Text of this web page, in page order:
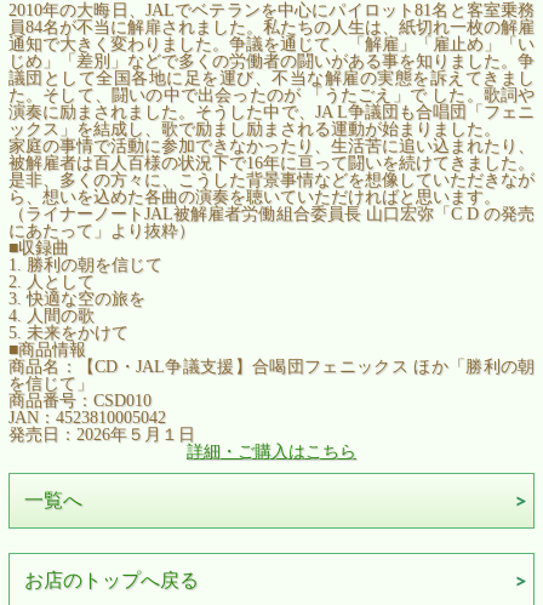
2010年の大晦日、 JALでベテランを中心にパイロット81名と客室乗務
員84名が不当に解扉されました。私たちの人生は、紙切れ一枚の解雇
通知で大きく変わりました。争議を通じて、「解雇」「雇止め」「い
じめ」「差別」などで多くの労働者の闘いがある事を知りました。争
議団として全国各地に足を運び、不当な解雇の実態を訴えてきまし
た。そして、闘いの中で出会ったのが 「うたごえ」で した。歌詞や
演奏に励まされました。そうした中で、 JA L争議団も合唱団「フェニ
ックス」を結成し、歌で励まし励まされる運動が始まりました。
家庭の事情で活動に参加できなかったり、生活苦に追い込まれたり、
被解雇者は百人百様の状況下で16年に亘って闘いを続けてきました。
是非、多くの方々に、こうした背景事情などを想像していただきなが
ら、想いを込めた各曲の演奏を聴いていただければと思います。
（ライナーノートJAL被解雇者労働組合委員長 山口宏弥「C Dの発売
にあたって」より抜粋）
■収録曲
1. 勝利の朝を信じて
2. 人として
3.快適な空の旅を
4. 人間の歌
5. 未来をかけて
■商品情報
商品名：【CD・JAL争議支援】合喝団フェニックス ほか「勝利の朝
を信じて」
商品番号： CSD010
JAN： 4523810005042
発売日： 2026年５月１日
詳細・ご購入はこちら
一覧へ
お店のトップへ戻る